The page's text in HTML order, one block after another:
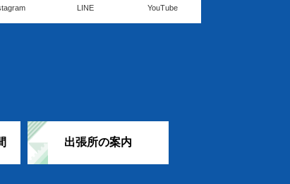
LINE YouTube
出張所の案内